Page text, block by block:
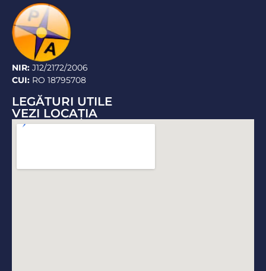
NIR: J12/2172/2006
CUI: RO 18795708
LEGĂTURI UTILE
VEZI LOCAŢIA